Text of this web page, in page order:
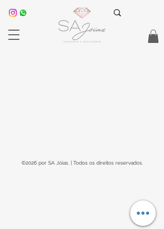
©2026 por SA Jóias. | Todos os direitos reservados.